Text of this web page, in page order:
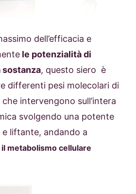
dell’efficacia e
le potenzialità di
sostanza, questo siero è
differenti pesi molecolari di
intervengono sull’intera
svolgendo una potente
liftante, andando a
il metabolismo cellulare